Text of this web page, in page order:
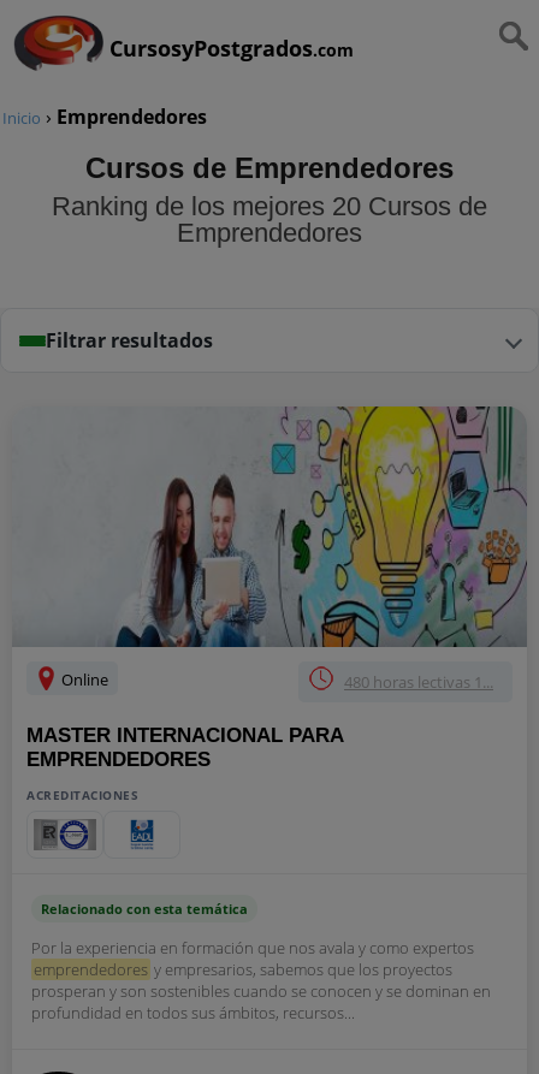
CursosyPostgrados.com
Inicio › Emprendedores
Cursos de Emprendedores
Ranking de los mejores 20 Cursos de
Emprendedores
Filtrar resultados
Online 480 horas lectivas 1...
MASTER INTERNACIONAL PARA
EMPRENDEDORES
ACREDITACIONES
Relacionado con esta temática
Por la experiencia en formación que nos avala y como expertos
emprendedores y empresarios, sabemos que los proyectos
prosperan y son sostenibles cuando se conocen y se dominan en
profundidad en todos sus ámbitos, recursos...